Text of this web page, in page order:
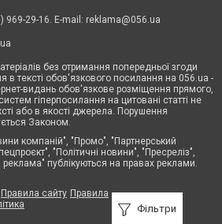
Фільтри
969-29-16. E-mail: reklama@056.ua
без отримання попередньої згоди
в тексті обов'язкового посилання на 056.ua -
видань обов'язкове розміщення прямого,
гіперпосилання на цитовані статті не
або в якості джерела. Порушення
Законом.
компаній", "Промо", "Партнерський
"Політичні новини", "Пресреліз",
реклама" публікуються на правах реклами.
Правила сайту Правила